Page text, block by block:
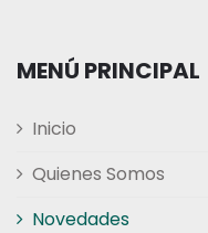
MENÚ PRINCIPAL
Inicio
Quienes Somos
Novedades